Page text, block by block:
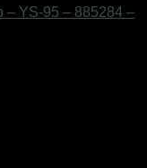
– YS-95 – 885284 –